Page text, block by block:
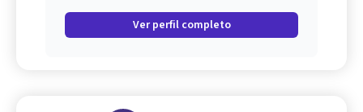
Ver perfil completo